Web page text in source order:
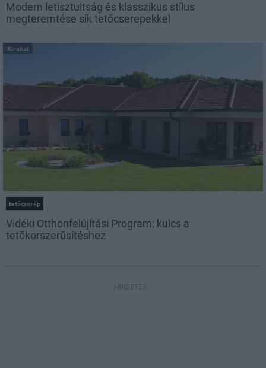
Modern letisztultság és klasszikus stílus
megteremtése sík tetőcserepekkel
Kirakat
tetőcserép
Vidéki Otthonfelújítási Program: kulcs a
tetőkorszerűsítéshez
HIRDETÉS